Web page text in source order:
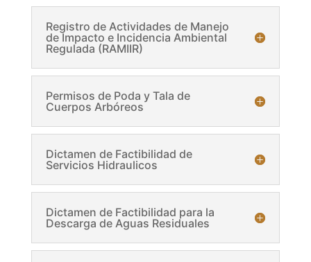
Registro de Actividades de Manejo
de Impacto e Incidencia Ambiental
Regulada (RAMIIR)
Permisos de Poda y Tala de
Cuerpos Arbóreos
Dictamen de Factibilidad de
Servicios Hidraulicos
Dictamen de Factibilidad para la
Descarga de Aguas Residuales